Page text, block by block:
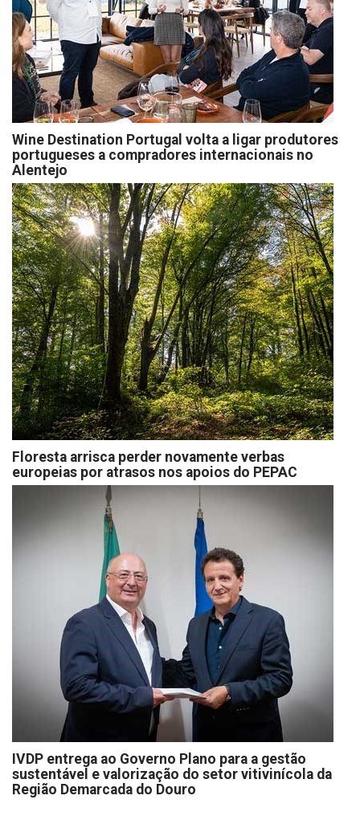
Wine Destination Portugal volta a ligar produtores
portugueses a compradores internacionais no
Alentejo
Floresta arrisca perder novamente verbas
europeias por atrasos nos apoios do PEPAC
IVDP entrega ao Governo Plano para a gestão
sustentável e valorização do setor vitivinícola da
Região Demarcada do Douro